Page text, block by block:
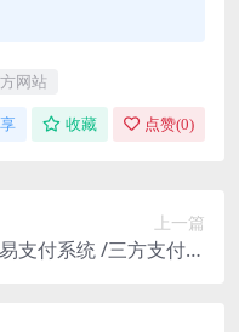
网站
收藏 点赞(0)
上一篇
支付系统 /三方支付系